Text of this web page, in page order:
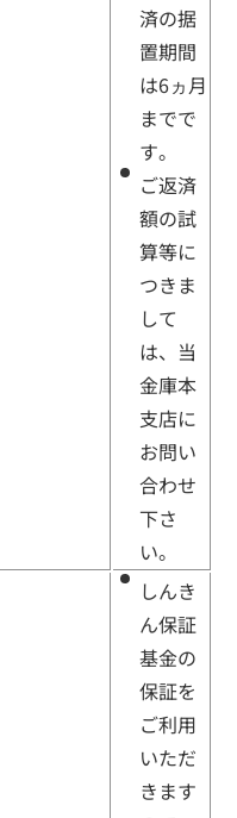
済の据
置期間
は6ヵ月
までで
す。
ご返済
額の試
算等に
つきま
して
は、当
金庫本
支店に
お問い
合わせ
下さ
い。
しんき
ん保証
基金の
保証を
ご利用
いただ
きます